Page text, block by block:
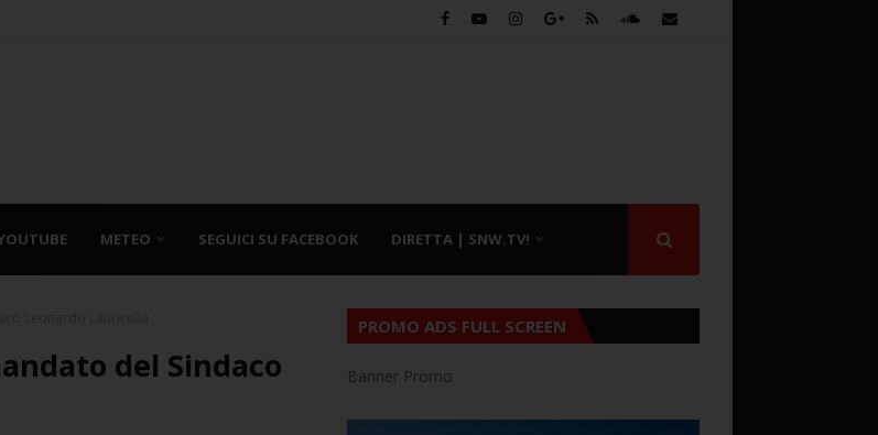
METEO SEGUICI SU FACEBOOK DIRETTA | SNW.TV!
del Sindaco
PROMO ADS FULL SCREEN
Banner Promo